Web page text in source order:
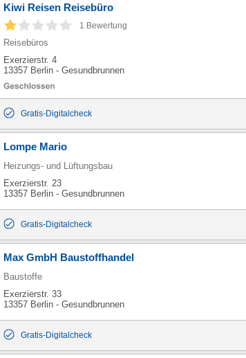
Kiwi Reisen Reisebüro
1 Bewertung
Reisebüros
Exerzierstr. 4
13357 Berlin - Gesundbrunnen
Gratis-Digitalcheck
Lompe Mario
Heizungs- und Lüftungsbau
Exerzierstr. 23
13357 Berlin - Gesundbrunnen
Gratis-Digitalcheck
Max GmbH Baustoffhandel
Baustoffe
Exerzierstr. 33
13357 Berlin - Gesundbrunnen
Gratis-Digitalcheck